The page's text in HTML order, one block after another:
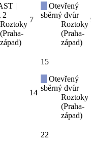
|
2
Roztoky
(Praha-
západ)
7
Otevřený
sběrný dvůr
Roztoky
(Praha-
západ)
14
15
Otevřený
sběrný dvůr
Roztoky
(Praha-
západ)
22